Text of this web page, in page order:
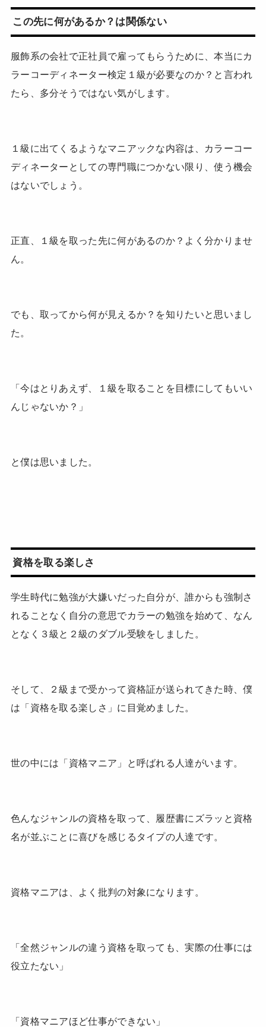
この先に何があるか？は関係ない
服飾系の会社で正社員で雇ってもらうために、本当にカ
ラーコーディネーター検定１級が必要なのか？と言われ
たら、多分そうではない気がします。
１級に出てくるようなマニアックな内容は、カラーコー
ディネーターとしての専門職につかない限り、使う機会
はないでしょう。
正直、１級を取った先に何があるのか？よく分かりませ
ん。
でも、取ってから何が見えるか？を知りたいと思いまし
た。
「今はとりあえず、１級を取ることを目標にしてもいい
んじゃないか？」
と僕は思いました。
資格を取る楽しさ
学生時代に勉強が大嫌いだった自分が、誰からも強制さ
れることなく自分の意思でカラーの勉強を始めて、なん
となく３級と２級のダブル受験をしました。
そして、２級まで受かって資格証が送られてきた時、僕
は「資格を取る楽しさ」に目覚めました。
世の中には「資格マニア」と呼ばれる人達がいます。
色んなジャンルの資格を取って、履歴書にズラッと資格
名が並ぶことに喜びを感じるタイプの人達です。
資格マニアは、よく批判の対象になります。
「全然ジャンルの違う資格を取っても、実際の仕事には
役立たない」
「資格マニアほど仕事ができない」